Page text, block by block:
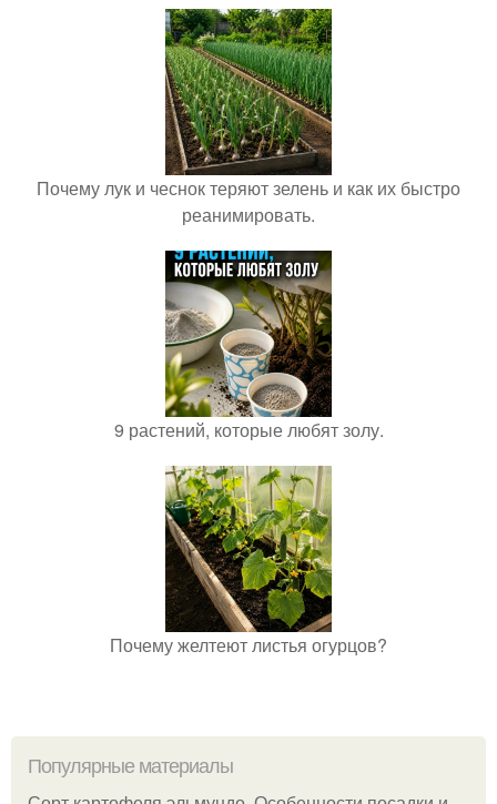
Почему лук и чеснок теряют зелень и как их быстро
реанимировать.
9 растений, которые любят золу.
Почему желтеют листья огурцов?
Популярные материалы